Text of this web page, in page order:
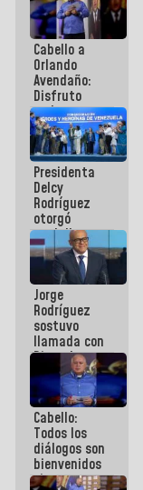
Cabello a
Orlando
Avendaño:
Disfruto
cada vez
que escribes
porque lo
que haces
es
embarrarla
Presidenta
Delcy
Rodríguez
otorgó
medalla
"Héroe de
Venezuela"
a servidores
públicos
Jorge
Rodríguez
sostuvo
llamada con
Dinorah
Figuera y
acuerdan
primer
encuentro
presencial
para el
diálogo
Cabello:
Todos los
diálogos son
bienvenidos
siempre que